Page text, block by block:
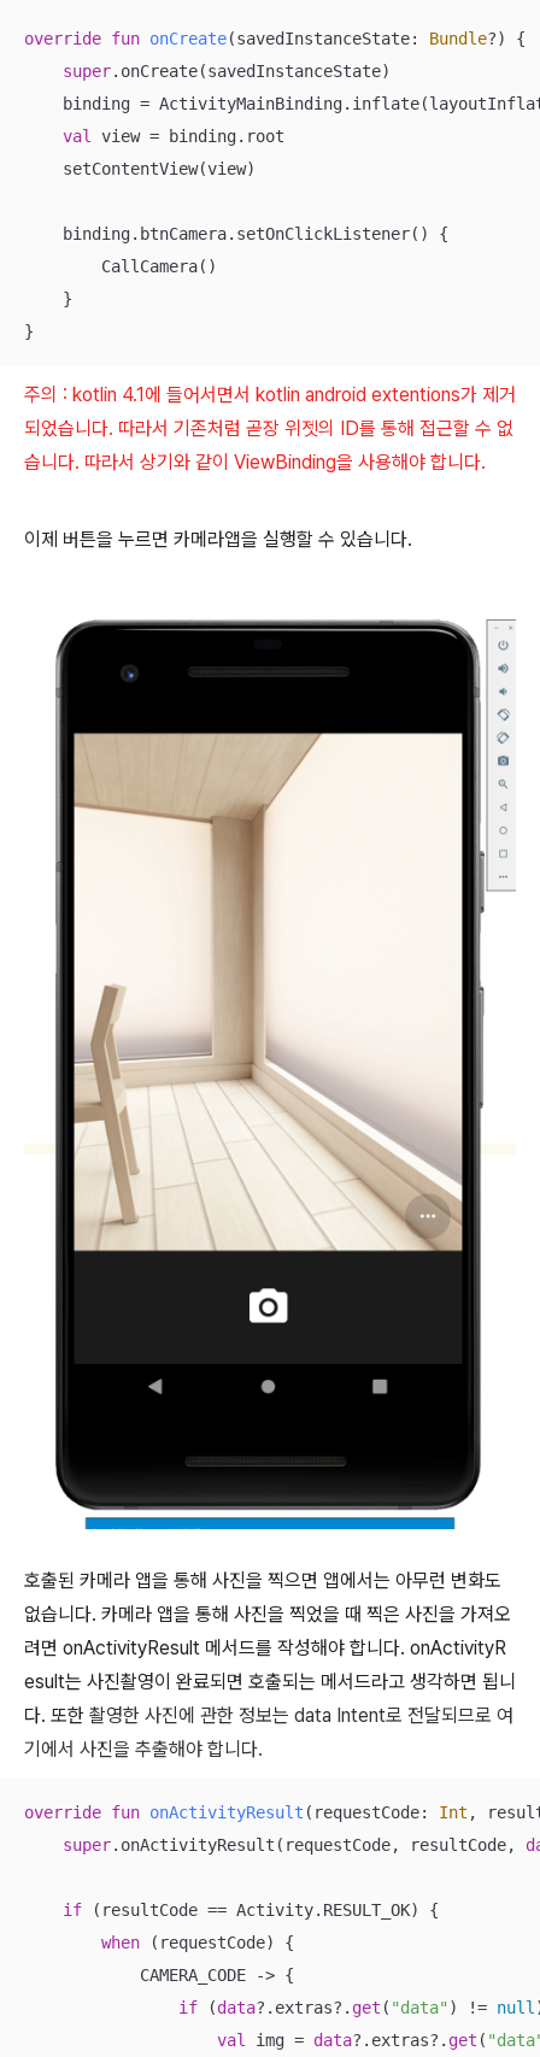
override fun onCreate(savedInstanceState: Bundle?)
{
super.onCreate(savedInstanceState)
binding =
val
view = binding.root
    setContentView(view)
    binding.btnCamera.setOnClickListener() {
        CallCamera()
    }
}
주의 : kotlin 4.1에 들어서면서 kotlin android extentions가 제거
되었습니다. 따라서 기존처럼 곧장 위젯의 ID를 통해 접근할 수 없
습니다. 따라서 상기와 같이 ViewBinding을 사용해야 합니다.
이제 버튼을 누르면 카메라앱을 실행할 수 있습니다.
호출된 카메라 앱을 통해 사진을 찍으면 앱에서는 아무런 변화도
없습니다. 카메라 앱을 통해 사진을 찍었을 때 찍은 사진을 가져오
려면 onActivityResult 메서드를 작성해야 합니다. onActivityR
esult는 사진촬영이 완료되면 호출되는 메서드라고 생각하면 됩니
다. 또한 촬영한 사진에 관한 정보는 data Intent로 전달되므로 여
기에서 사진을 추출해야 합니다.
override fun onActivityResult (requestCode: Int ,
super.onActivityResult(requestCode, resultCode,
if (resultCode == Activity.RESULT_OK) {
when (requestCode) {
            CAMERA_CODE -> {
if (data?.extras?. get ( "data" ) != null
val
img = data?.extras?. get (